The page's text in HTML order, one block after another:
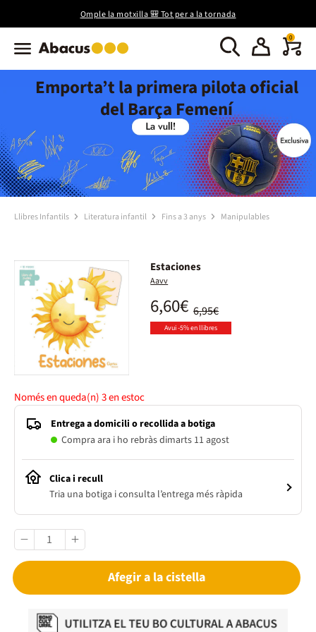
Omple la motxilla 🎒 Tot per a la tornada
0
Emporta’t la primera pilota oficial
del Barça Femení
Llibres Infantils Literatura infantil Fins a 3 anys Manipulables
Estaciones
Aavv
6,95€
6,60€
Avui -5% en llibres
Només en queda(n)3en estoc
Entrega a domicili o recollida a botiga
Compra ara i ho rebràs dimarts 11 agost
Clica i recull
Tria una botiga i consulta l’entrega més ràpida
Afegir a la cistella